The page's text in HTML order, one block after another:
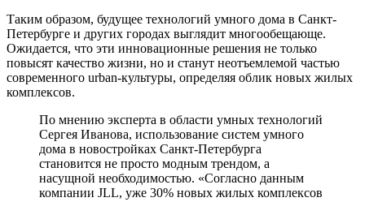
Таким образом, будущее технологий умного дома в Санкт-
Петербурге и других городах выглядит многообещающе.
Ожидается, что эти инновационные решения не только
повысят качество жизни, но и станут неотъемлемой частью
современного urban-культуры, определяя облик новых жилых
комплексов.
По мнению эксперта в области умных технологий
Сергея Иванова, использование систем умного
дома в новостройках Санкт-Петербурга
становится не просто модным трендом, а
насущной необходимостью. «Согласно данным
компании JLL, уже 30% новых жилых комплексов